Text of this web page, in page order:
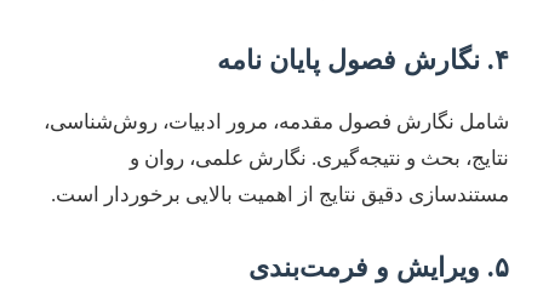
۴. نگارش فصول پایان نامه
شامل نگارش فصول مقدمه، مرور ادبیات، روش‌شناسی،
نتایج، بحث و نتیجه‌گیری. نگارش علمی، روان و
مستندسازی دقیق نتایج از اهمیت بالایی برخوردار است.
۵. ویرایش و فرمت‌بندی